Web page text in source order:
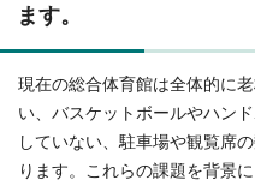
ます。
現在の総合体育館は全体的に
い、バスケットボールやハン
していない、駐車場や観覧席
ります。これらの課題を背景